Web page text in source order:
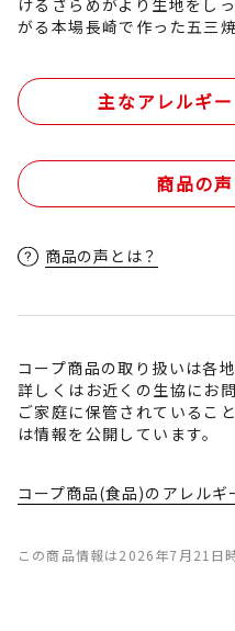
けるざらめがより生地をし
がる本場長崎で作った五三焼
主なアレルギ
商品の
商品の声とは？
コープ商品の取り扱いは各
詳しくはお近くの生協にお
ご家庭に保管されているこ
は情報を公開しています。
コープ商品(食品)のアレルギ
この商品情報は2026年7月21日